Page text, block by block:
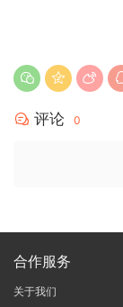
评论 0
合作服务
关于我们